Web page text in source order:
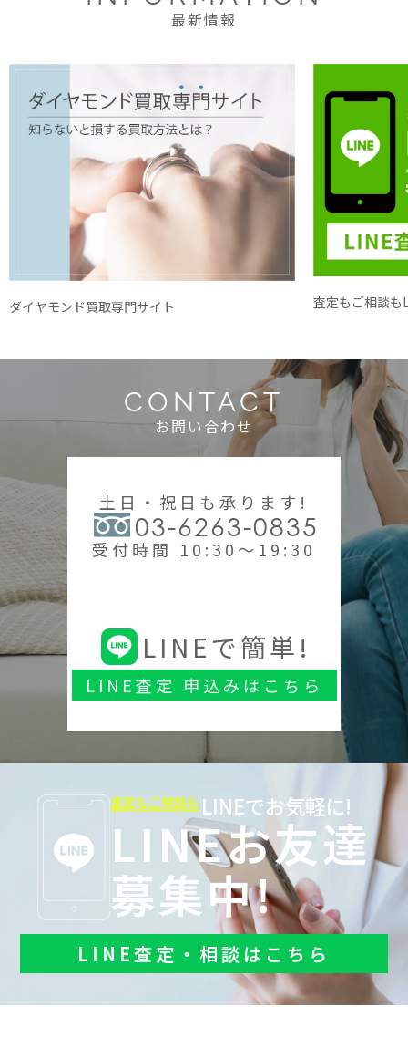
最新情報
ダイヤモンド買取専門サイト 査定もご相談も
CONTACT
お問い合わせ
土日・祝日も承ります!
03-6263-0835
受付時間 10:30～19:30
LINEで簡単!
LINE査定 申込みはこちら
査定もご相談も LINEでお気軽に!
LINEお友達
募集中!
LINE査定・相談はこちら